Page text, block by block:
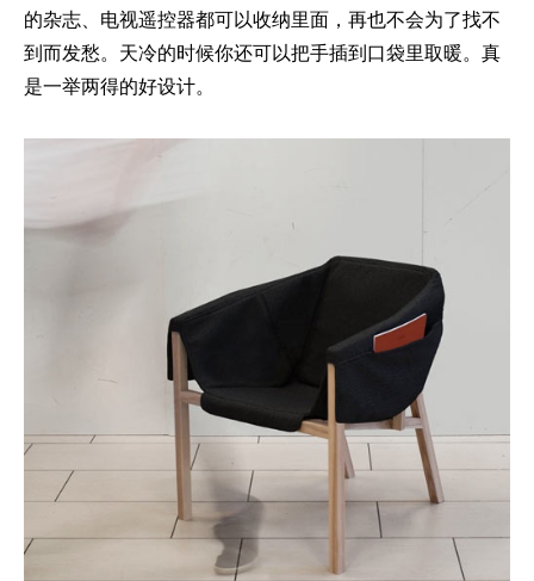
的杂志、电视遥控器都可以收纳里面，再也不会为了找不
到而发愁。天冷的时候你还可以把手插到口袋里取暖。真
是一举两得的好设计。